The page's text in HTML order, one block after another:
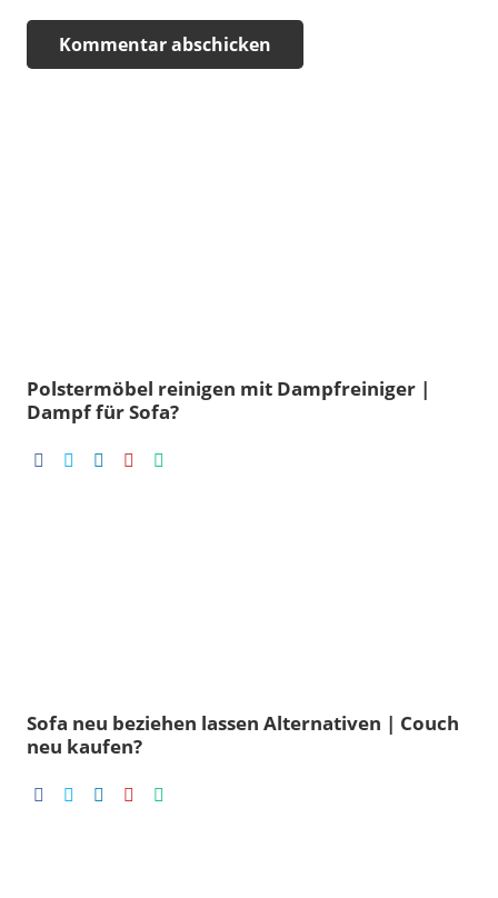
Kommentar abschicken
Polstermöbel reinigen mit Dampfreiniger |
Dampf für Sofa?
Sofa neu beziehen lassen Alternativen | Couch
neu kaufen?